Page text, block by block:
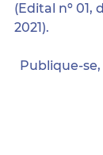
(Edital nº 01,
2021).
Publique-